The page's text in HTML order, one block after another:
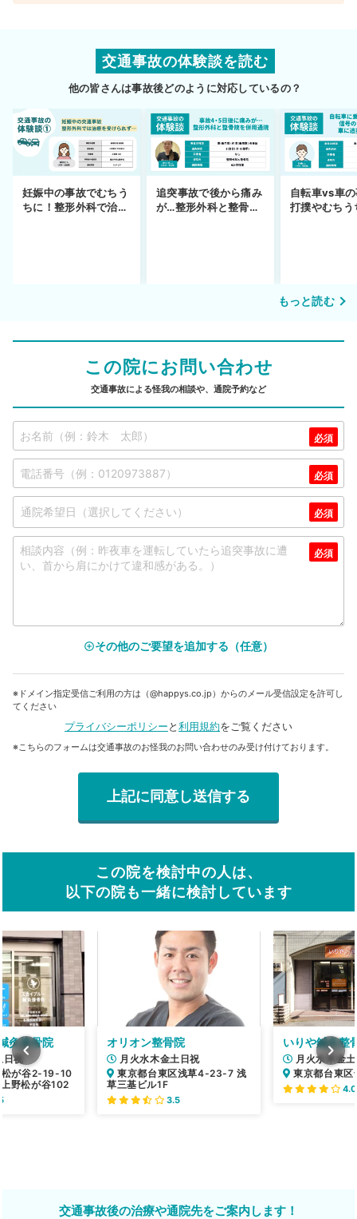
交通事故の体験談を読む
他の皆さんは事故後どのように対応しているの？
妊娠中の事故でむちう
ちに！整形外科で治療
追突事故で後から痛み
が…整形外科と整骨院
自転車vs車
打撲やむちう
もっと読む
この院にお問い合わせ
交通事故による怪我の相談や、通院予約など
add_circle_outlineその他のご要望を追加する（任意）
※ドメイン指定受信ご利用の方は（@happys.co.jp）からのメール受信設定を許可し
てください
プライバシーポリシーと利用規約をご覧ください
※こちらのフォームは交通事故のお怪我のお問い合わせのみ受け付けております。
この院を検討中の人は、
以下の院も一緒に検討しています
オリオン整骨院
月火水木金土日祝
東京都台東区浅草4-23-7 浅
草三基ビル1F
3.5
いりや鍼灸整
月火水木金
東京都台東
4.0
灸接骨院
祝
松が谷2-19-10
野松が谷102
交通事故後の治療や通院先をご案内します！